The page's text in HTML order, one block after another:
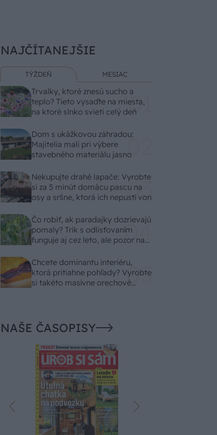
NAJČÍTANEJŠIE
TÝŽDEŇ MESIAC
Trvalky, ktoré znesú sucho a
teplo? Tieto vysaďte na miesta,
na ktoré slnko svieti celý deň
Dom s ukážkovou záhradou:
Majitelia mali pri výbere
stavebného materiálu jasno
Nekupujte drahé lapače: Vyrobte
si za 5 minút domácu pascu na
osy a sršne, ktorá ich nepustí von
Čo robiť, ak paradajky dozrievajú
pomaly? Trik s odlisťovaním
funguje aj cez leto, ale pozor na
Chcete dominantu interiéru,
ktorá pritiahne pohľady? Vyrobte
si takéto masívne orechové
NAŠE ČASOPISY